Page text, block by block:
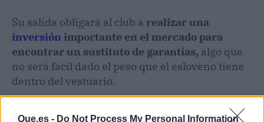
Que.es - Do Not Process My Personal Information
Su salida obligará al club a realizar una
inversión importante en el mercado para
encontrar un sustituto de garantías, algo que
no será fácil dado el peso que el esloveno tiene
dentro del vestuario.